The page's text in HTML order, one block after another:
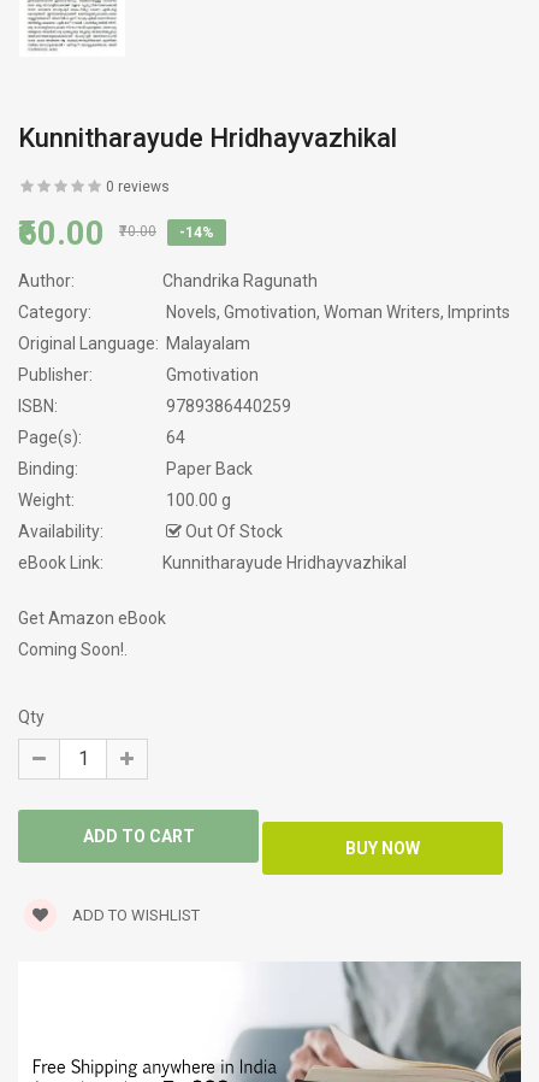
Kunnitharayude Hridhayvazhikal
0 reviews
₹60.00 ₹70.00 -14%
Author:
Chandrika Ragunath
Category:
Novels, Gmotivation, Woman Writers, Imprints
Original Language: Malayalam
Publisher:
Gmotivation
ISBN:
9789386440259
Page(s):
64
Binding:
Paper Back
Weight:
100.00 g
Availability:
Out Of Stock
eBook Link:
Kunnitharayude Hridhayvazhikal
Get Amazon eBook
Coming Soon!.
Qty
ADD TO WISHLIST